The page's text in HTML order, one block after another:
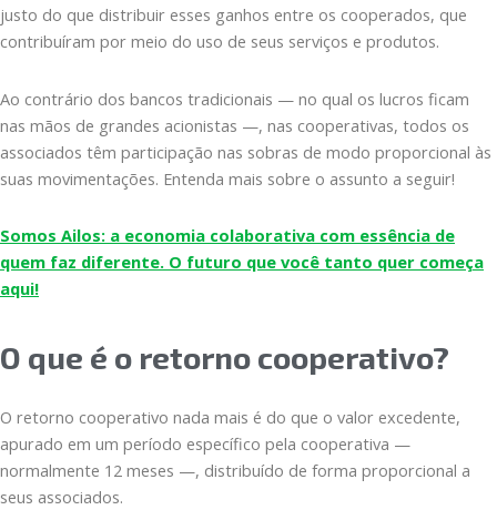
justo do que distribuir esses ganhos entre os cooperados, que
contribuíram por meio do uso de seus serviços e produtos.
Ao contrário dos bancos tradicionais — no qual os lucros ficam
nas mãos de grandes acionistas —, nas cooperativas, todos os
associados têm participação nas sobras de modo proporcional às
suas movimentações. Entenda mais sobre o assunto a seguir!
Somos Ailos: a economia colaborativa com essência de
quem faz diferente. O futuro que você tanto quer começa
aqui!
O que é o retorno cooperativo?
O retorno cooperativo nada mais é do que o valor excedente,
apurado em um período específico pela cooperativa —
normalmente 12 meses —, distribuído de forma proporcional a
seus associados.